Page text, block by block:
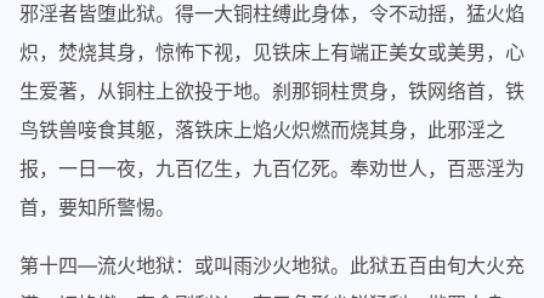
邪淫者皆堕此狱。得一大铜柱缚此身体，令不动摇，猛火焰
炽，焚烧其身，惊怖下视，见铁床上有端正美女或美男，心
生爱著，从铜柱上欲投于地。刹那铜柱贯身，铁网络首，铁
鸟铁兽唼食其躯，落铁床上焰火炽燃而烧其身，此邪淫之
报，一日一夜，九百亿生，九百亿死。奉劝世人，百恶淫为
首，要知所警惕。
第十四—流火地狱：或叫雨沙火地狱。此狱五百由旬大火充